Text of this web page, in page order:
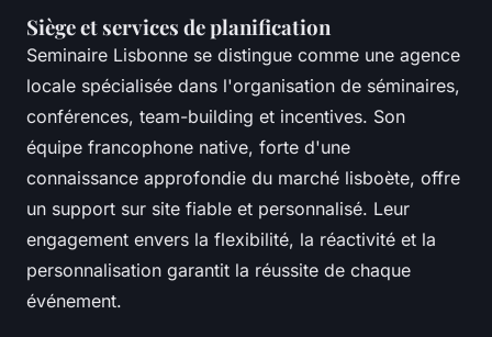
Siège et services de planification
Seminaire Lisbonne se distingue comme une agence
locale spécialisée dans l'organisation de séminaires,
conférences, team-building et incentives. Son
équipe francophone native, forte d'une
connaissance approfondie du marché lisboète, offre
un support sur site fiable et personnalisé. Leur
engagement envers la flexibilité, la réactivité et la
personnalisation garantit la réussite de chaque
événement.